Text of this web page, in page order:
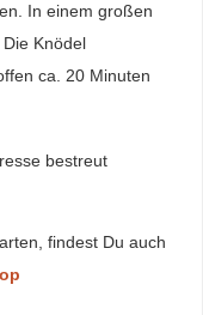
In einem großen
Knödel
ca. 20 Minuten
bestreut
findest Du auch